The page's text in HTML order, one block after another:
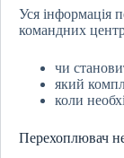
Уся інформація
командних
чи
який
коли
Перехоплювач